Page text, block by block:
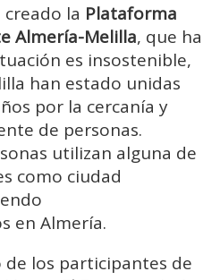
creado la Plataforma
Almería-Melilla, que ha
es insostenible,
han estado unidas
por la cercanía y
de personas.
utilizan alguna de
como ciudad
en Almería.
de los participantes de